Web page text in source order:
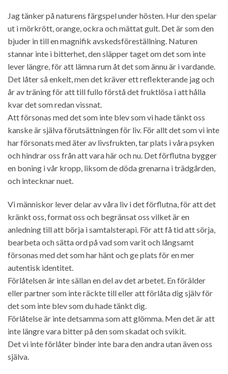
Jag tänker på naturens färgspel under hösten. Hur den spelar
ut i mörkrött, orange, ockra och mättat gult. Det är som den
bjuder in till en magnifik avskedsföreställning. Naturen
stannar inte i bitterhet, den släpper taget om det som inte
lever längre, för att lämna rum åt det som ännu är i vardande.
Det låter så enkelt, men det kräver ett reflekterande jag och
år av träning för att till fullo förstå det fruktlösa i att hålla
kvar det som redan vissnat.
Att försonas med det som inte blev som vi hade tänkt oss
kanske är själva förutsättningen för liv. För allt det som vi inte
har försonats med äter av livsfrukten, tar plats i våra psyken
och hindrar oss från att vara här och nu. Det förflutna bygger
en boning i vår kropp, liksom de döda grenarna i trädgården,
och intecknar nuet.
Vi människor lever delar av våra liv i det förflutna, för att det
kränkt oss, format oss och begränsat oss vilket är en
anledning till att börja i samtalsterapi. För att få tid att sörja,
bearbeta och sätta ord på vad som varit och långsamt
försonas med det som har hänt och ge plats för en mer
autentisk identitet.
Förlåtelsen är inte sällan en del av det arbetet. En förälder
eller partner som inte räckte till eller att förlåta dig själv för
det som inte blev som du hade tänkt dig.
Förlåtelse är inte detsamma som att glömma. Men det är att
inte längre vara bitter på den som skadat och svikit.
Det vi inte förlåter binder inte bara den andra utan även oss
själva.